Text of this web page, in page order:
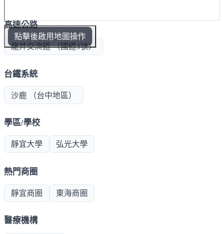
點擊後啟用地圖操作
高速公路
龍井交流道 （國道3號）
台鐵系統
沙鹿 （台中地區）
學區/學校
靜宜大學 弘光大學
熱門商圈
靜宜商圈 東海商圈
醫療機構